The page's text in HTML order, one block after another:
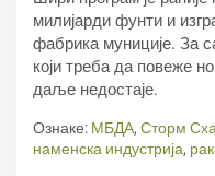
милијарди фунти и
фабрика муниције. За
који треба да повеже
даље недостаје.
Ознаке: МБДА, Сторм
наменска индустрија,